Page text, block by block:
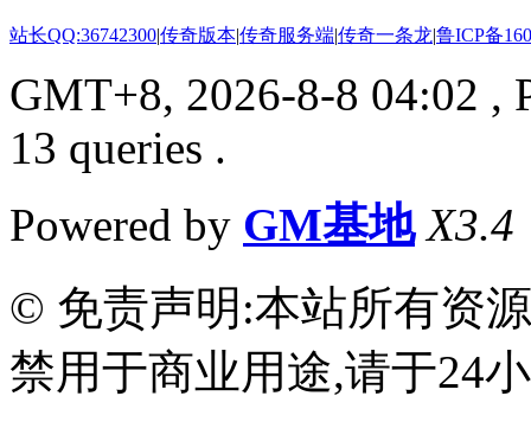
站长QQ:36742300|传奇版本|传奇服务端|传奇一条龙|鲁ICP备
GMT+8, 2026-8-8 04:02 ,
13 queries .
Powered by GM基地 X3.4
© 免责声明:本站所有资
禁用于商业用途,请于24